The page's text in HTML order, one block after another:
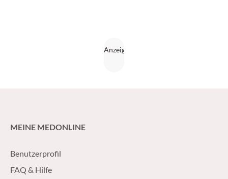
MEINE MEDONLINE
Benutzerprofil
FAQ & Hilfe